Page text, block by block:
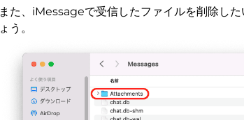
また、iMessageで受信したファイルを削除し
ょう。